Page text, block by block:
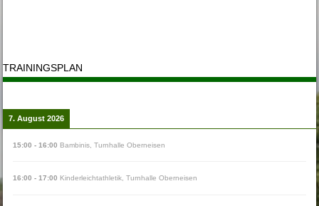
TRAININGSPLAN
7. August 2026
15:00 -16:00 Bambinis,Turnhalle Oberneisen
16:00 -17:00 Kinderleichtathletik,Turnhalle Oberneisen